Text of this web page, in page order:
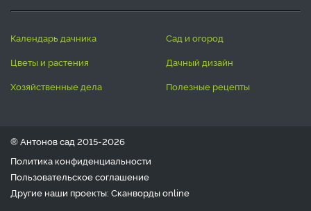
календарь дачника
сад и огород
цветы и растения
дачный дизайн
хозяйственные дела
полезные рецепты
® Антонов сад 2015-2026
Политика конфиденциальности
Пользовательское соглашение
Другие наши проекты: Сканвордыonline